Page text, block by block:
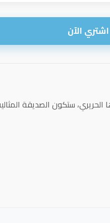
اشتري الآن
الحريري، ستكون الصديقة